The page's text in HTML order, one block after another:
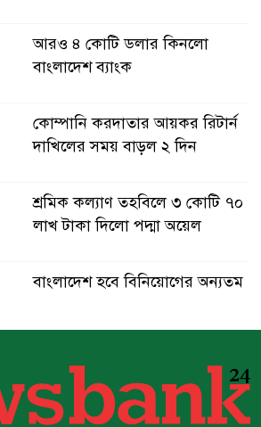
আরও ৪ কোটি ডলার কিনলো
বাংলাদেশ ব্যাংক
কোম্পানি করদাতার আয়কর রিটার্ন
দাখিলের সময় বাড়ল ২ দিন
শ্রমিক কল্যাণ তহবিলে ৩ কোটি ৭০
লাখ টাকা দিলো পদ্মা অয়েল
বাংলাদেশ হবে বিনিয়োগের অন্যতম
বিশ্বের ১০০ প্রভাবশালীর তালিকায়
ব্র্যাকের নির্বাহী পরিচালক আসিফ
সালেহ